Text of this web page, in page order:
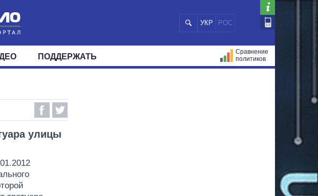
УКР РОС
МИР
ОКРУГА
ПОДДЕРЖАТЬ
Сравнение
политиков
улицы